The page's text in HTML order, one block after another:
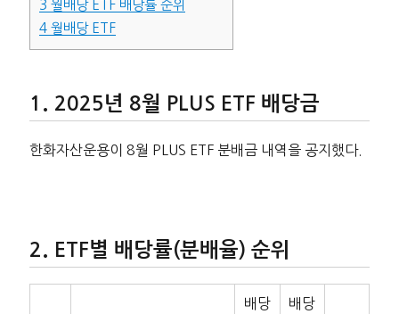
3 월배당 ETF 배당률 순위
4월배당 ETF
2025년 8월 PLUS ETF 배당금
한화자산운용이 8월 PLUS ETF 분배금 내역을 공지했다.
ETF별 배당률(분배율) 순위
배당
배당